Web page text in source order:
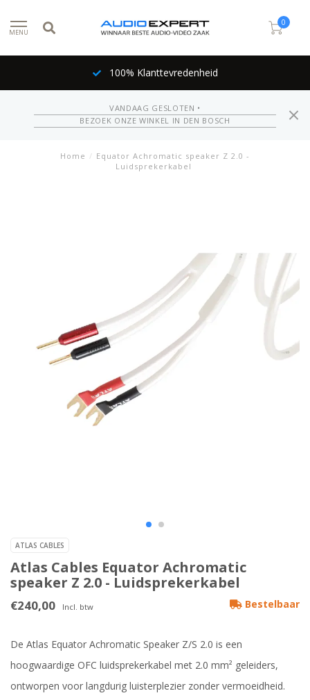
MENU
0
100% Klanttevredenheid
VANDAAG GESLOTEN •
BEZOEK ONZE WINKEL IN DEN BOSCH
Home / Equator Achromatic speaker Z 2.0 -
Luidsprekerkabel
ATLAS CABLES
Atlas Cables Equator Achromatic
speaker Z 2.0 - Luidsprekerkabel
€240,00 Incl. btw Bestelbaar
De Atlas Equator Achromatic Speaker Z/S 2.0 is een
hoogwaardige OFC luidsprekerkabel met 2.0 mm² geleiders,
ontworpen voor langdurig luisterplezier zonder vermoeidheid.